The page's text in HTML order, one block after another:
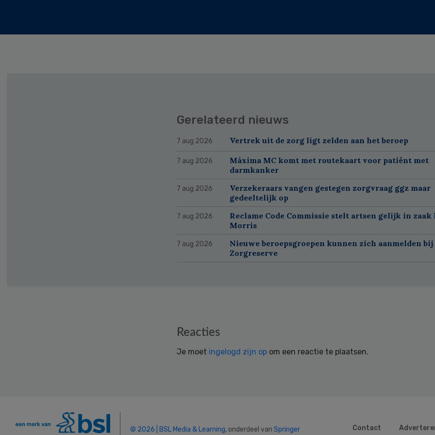
Gerelateerd nieuws
7 aug 2026 Vertrek uit de zorg ligt zelden aan het beroep
7 aug 2026
Máxima MC komt met routekaart voor patiënt met
darmkanker
7 aug 2026
Verzekeraars vangen gestegen zorgvraag ggz maar
gedeeltelijk op
7 aug 2026
Reclame Code Commissie stelt artsen gelijk in
Morris
7 aug 2026
Nieuwe beroepsgroepen kunnen zich aanmelden
Zorgreserve
Reacties
Je moet ingelogd zijn op om een reactie te plaatsen.
© 2026 | BSL Media & Learning, onderdeel van Springer
Contact